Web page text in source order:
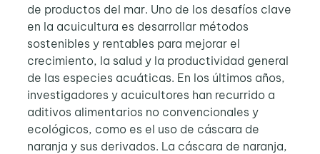
de productos del mar. Uno de los desafíos clave
en la acuicultura es desarrollar métodos
sostenibles y rentables para mejorar el
crecimiento, la salud y la productividad general
de las especies acuáticas. En los últimos años,
investigadores y acuicultores han recurrido a
aditivos alimentarios no convencionales y
ecológicos, como es el uso de cáscara de
naranja y sus derivados. La cáscara de naranja,